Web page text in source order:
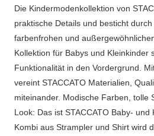
Die Kindermodenkollektion von
praktische Details und besticht
farbenfrohen und
Kollektion für Babys und Kleinkinder
Funktionalität in den Vordergrund.
vereint STACCATO Materialien,
miteinander. Modische Farben, tolle
Look: Das ist STACCATO Baby-
Kombi aus Strampler und Shirt wird